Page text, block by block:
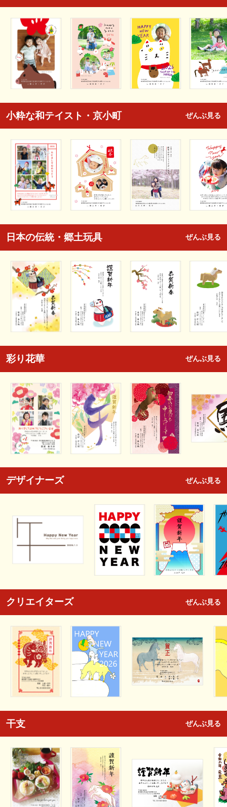
小粋な和テイスト・京小町 ぜんぶ見る
日本の伝統・郷土玩具 ぜんぶ見る
彩り花華 ぜんぶ見る
デザイナーズ ぜんぶ見る
クリエイターズ ぜんぶ見る
干支 ぜんぶ見る